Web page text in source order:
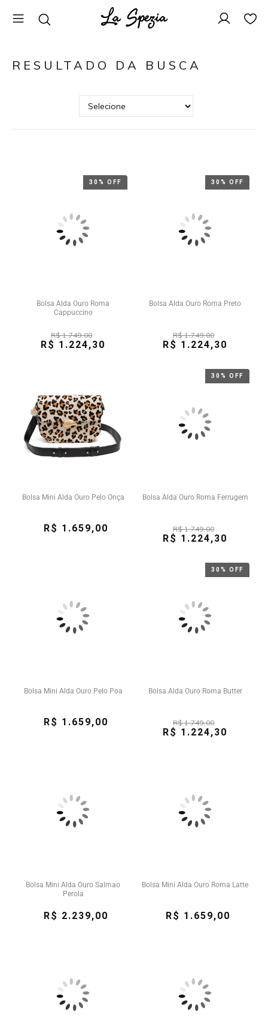
RESULTADO DA BUSCA
30% OFF
Bolsa Alda Ouro Roma
Cappuccino
R$ 1.749,00
R$ 1.224,30
30% OFF
Bolsa Alda Ouro Roma Preto
R$ 1.749,00
R$ 1.224,30
Bolsa Mini Alda Ouro Pelo Onça
R$ 1.659,00
30% OFF
Bolsa Alda Ouro Roma Ferrugem
R$ 1.749,00
R$ 1.224,30
Bolsa Mini Alda Ouro Pelo Poa
R$ 1.659,00
30% OFF
Bolsa Alda Ouro Roma Butter
R$ 1.749,00
R$ 1.224,30
Bolsa Mini Alda Ouro Salmao
Perola
R$ 2.239,00
Bolsa Mini Alda Ouro Roma Latte
R$ 1.659,00